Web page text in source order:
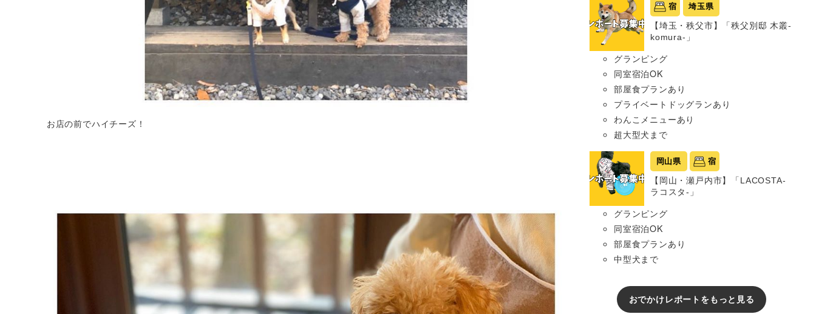
お店の前でハイチーズ！
宿 埼玉県
【埼玉・秩父市】「秩父別邸 木叢-
komura-」
グランピング
同室宿泊OK
部屋食プランあり
プライベートドッグランあり
わんこメニューあり
超大型犬まで
岡山県 宿
【岡山・瀬戸内市】「LACOSTA-
ラコスタ-」
グランピング
同室宿泊OK
部屋食プランあり
中型犬まで
おでかけレポートをもっと見る